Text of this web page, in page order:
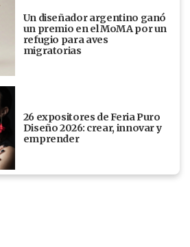
Un diseñador argentino ganó
un premio en el MoMA por un
refugio para aves
migratorias
26 expositores de Feria Puro
Diseño 2026: crear, innovar y
emprender